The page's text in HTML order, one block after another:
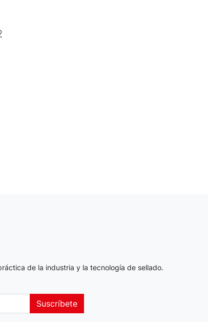
de la industria y la tecnología de sellado.
Suscríbete